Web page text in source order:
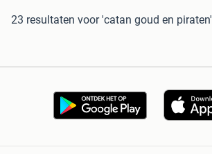
23 resultaten voor 'catan goud en piraten'